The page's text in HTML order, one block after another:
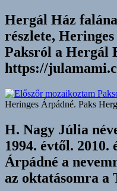
Hergál Ház
részlete,
Paksról a Hergál
https://
Heringes Árpádné. Paks
H. Nagy Júlia
1994. évtől.
Árpádné a
az oktatásomra a